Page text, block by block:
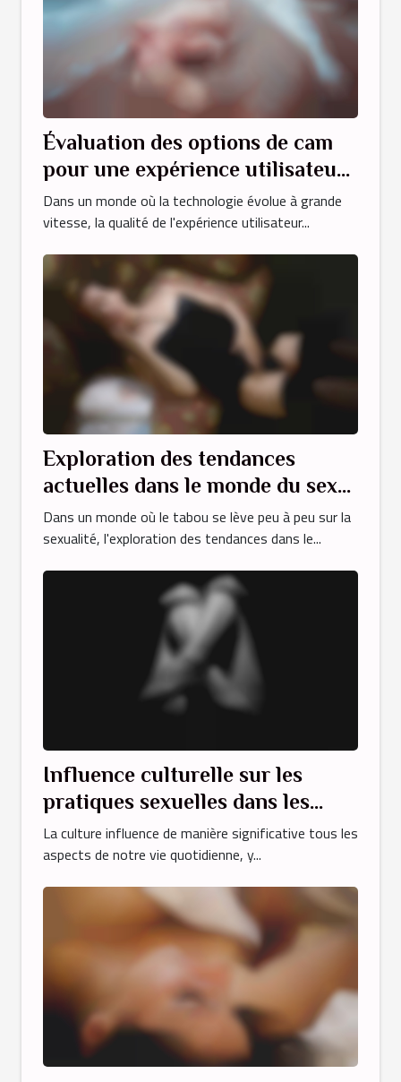
Évaluation des options de cam
pour une expérience utilisateur
optimale
Dans un monde où la technologie évolue à grande
vitesse, la qualité de l'expérience utilisateur...
Exploration des tendances
actuelles dans le monde du sexe
amateur
Dans un monde où le tabou se lève peu à peu sur la
sexualité, l'exploration des tendances dans le...
Influence culturelle sur les
pratiques sexuelles dans les
vidéos adultes arabes
La culture influence de manière significative tous les
aspects de notre vie quotidienne, y...